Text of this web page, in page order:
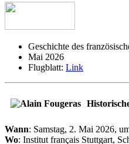
Geschichte des
Mai 2026
Flugblatt: Link
Wann: Samstag, 2. Mai 2026,
Wo: Institut français Stuttgart,